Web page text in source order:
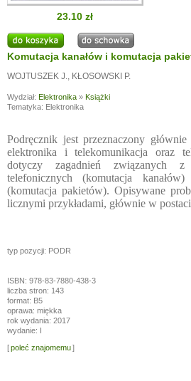
23.10 zł
Komutacja kanałów i komutacja
WOJTUSZEK J., KŁOSOWSKI P.
Wydział: Elektronika » Książki
Tematyka: Elektronika
Podręcznik jest przeznaczony
elektronika i telekomunikacja oraz
dotyczy zagadnień związanych z
telefonicznych (komutacja
(komutacja pakietów). Opisywane
licznymi przykładami, głównie w
typ pozycji: PODR
ISBN: 978-83-7880-438-3
liczba stron: 143
format: B5
oprawa: miękka
rok wydania: 2017
wydanie: I
[poleć znajomemu]